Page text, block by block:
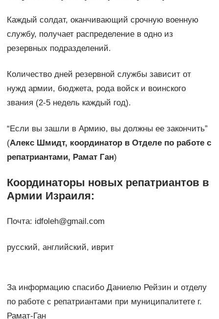
Каждый солдат, оканчивающий срочную военную
службу, получает распределение в одно из
резервных подразделений.
Количество дней резервной службы зависит от
нужд армии, бюджета, рода войск и воинского
звания (2-5 недель каждый год).
“Если вы зашли в Армию, вы должны ее закончить”
(Алекс Шмидт, координатор в Отделе по работе с
репатриантами, Рамат Ган)
Координаторы новых репатриантов в
Армии Израиля:
Почта: idfoleh@gmail.com
русский, английский, иврит
За информацию спасибо Даниелю Рейзин и отделу
по работе с репатриантами при муниципалитете г.
Рамат-Ган